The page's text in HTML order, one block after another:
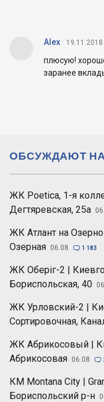
Alex
плюсую!
заранее
ЖК Poetica, 1-я
Дегтяревская, 25а
ЖК Атлант на
Озерная 06.08  1 183
ЖК Оберіг-2 |
Бориспольская, 40
ЖК Урловский-2 |
Сортировочная,
ЖК Абрикосовый |
Абрикосовая 06.08 
КМ Montana City |
Бориспольский р-н
ОБСУЖДАЮТ